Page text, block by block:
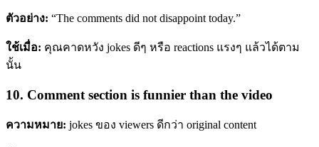
ตัวอย่าง: “The comments did not disappoint today.”
ใช้เมื่อ: คุณคาดหวัง jokes ดีๆ หรือ reactions แรงๆ แล้วได้ตาม
นั้น
10. Comment section is funnier than the video
ความหมาย: jokes ของ viewers ดีกว่า original content